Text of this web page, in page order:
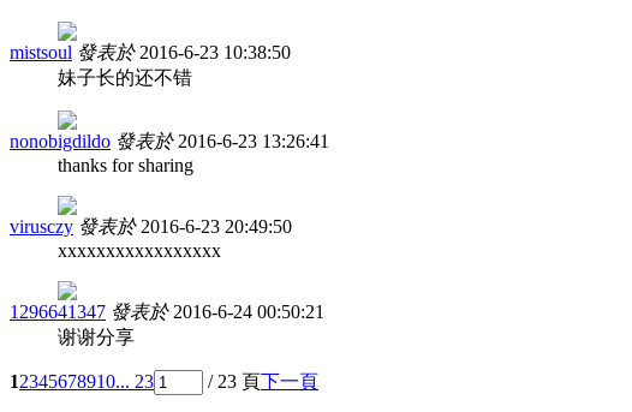
mistsoul 發表於 2016-6-23 10:38:50
妹子长的还不错
nonobigdildo 發表於 2016-6-23 13:26:41
thanks for sharing
virusczy 發表於 2016-6-23 20:49:50
xxxxxxxxxxxxxxxxx
1296641347 發表於 2016-6-24 00:50:21
谢谢分享
12345678910... 23 / 23 頁下一頁